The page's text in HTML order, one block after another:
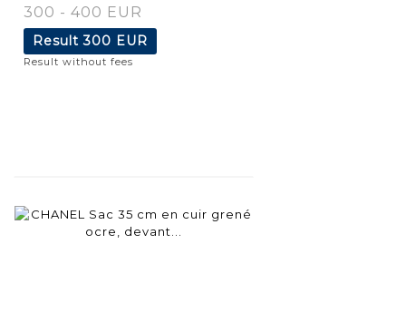
300 - 400 EUR
Result300 EUR
Result without fees